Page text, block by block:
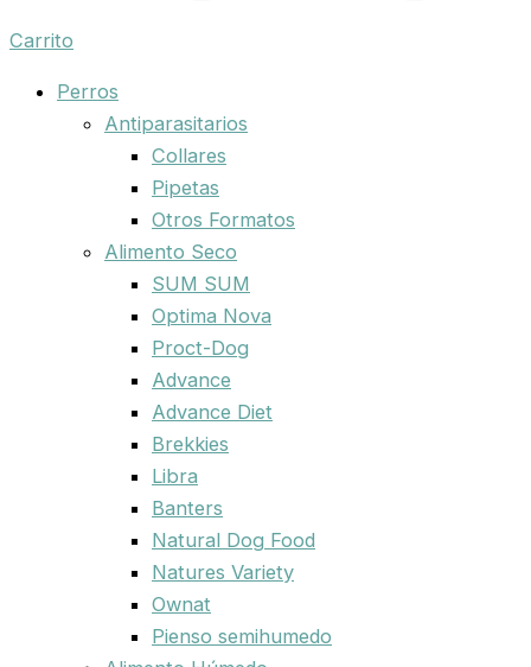
Carrito
Perros
Antiparasitarios
Collares
Pipetas
Otros Formatos
Alimento Seco
SUM SUM
Optima Nova
Proct-Dog
Advance
Advance Diet
Brekkies
Libra
Banters
Natural Dog Food
Natures Variety
Ownat
Pienso semihumedo